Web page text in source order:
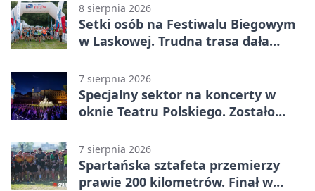
8 sierpnia 2026
Setki osób na Festiwalu Biegowym
w Laskowej. Trudna trasa dała
7 sierpnia 2026
Specjalny sektor na koncerty w
oknie Teatru Polskiego. Zostało
7 sierpnia 2026
Spartańska sztafeta przemierzy
prawie 200 kilometrów. Finał w